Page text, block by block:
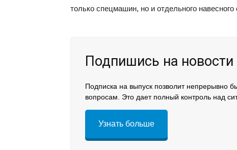
только спецмашин, но и отдельного навесного
Подпишись на новости
Подписка на выпуск позволит непрерывно
вопросам. Это дает полный контроль над
Узнать больше